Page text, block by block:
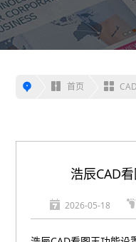
首页
浩辰CAD
2026-05-18